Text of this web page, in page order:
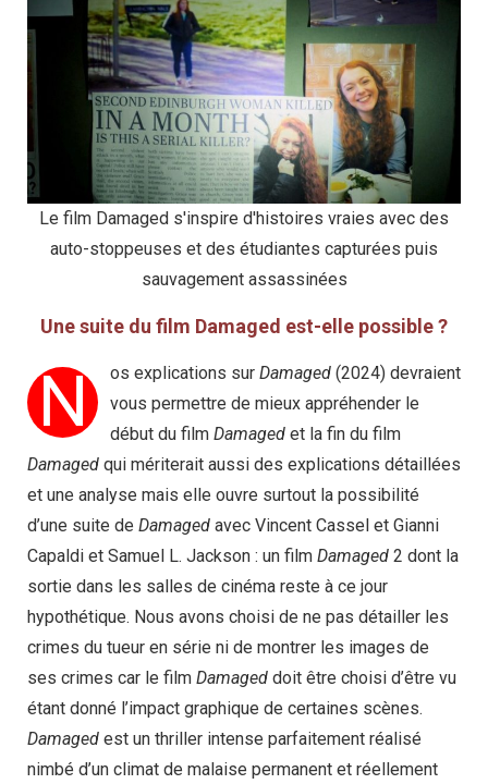
Le film Damaged s'inspire d'histoires vraies avec des
auto-stoppeuses et des étudiantes capturées puis
sauvagement assassinées
Une suite du film Damaged est-elle possible ?
N os explications sur Damaged (2024) devraient
vous permettre de mieux appréhender le
début du film Damaged et la fin du film
Damaged qui mériterait aussi des explications détaillées
et une analyse mais elle ouvre surtout la possibilité
d’une suite de Damaged avec Vincent Cassel et Gianni
Capaldi et Samuel L. Jackson : un film Damaged 2 dont la
sortie dans les salles de cinéma reste à ce jour
hypothétique. Nous avons choisi de ne pas détailler les
crimes du tueur en série ni de montrer les images de
ses crimes car le film Damaged doit être choisi d’être vu
étant donné l’impact graphique de certaines scènes.
Damaged est un thriller intense parfaitement réalisé
nimbé d’un climat de malaise permanent et réellement